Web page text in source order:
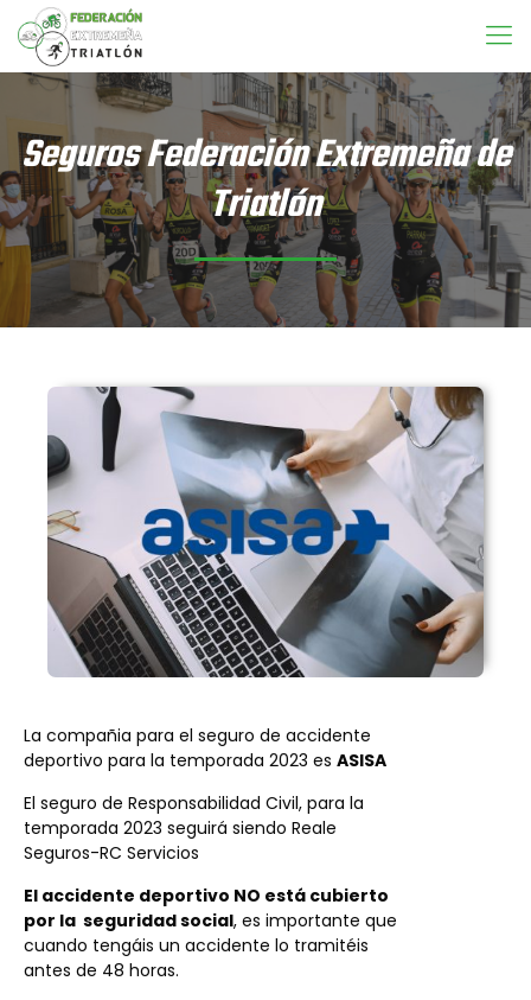
Seguros Federación Extremeña de
Triatlón
La compañia para el seguro de accidente
deportivo para la temporada 2023 es ASISA
El seguro de Responsabilidad Civil, para la
temporada 2023 seguirá siendo Reale
Seguros-RC Servicios
El accidente deportivo NO está cubierto
por la ️ seguridad social️, es importante que
cuando tengáis un accidente lo tramitéis
antes de 48 horas.